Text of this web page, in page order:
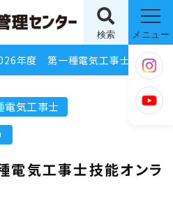
検索 メニュー
2026年度 第一種電気工事士技能オンライン講座
電気工事士
気工事士技能オンラ